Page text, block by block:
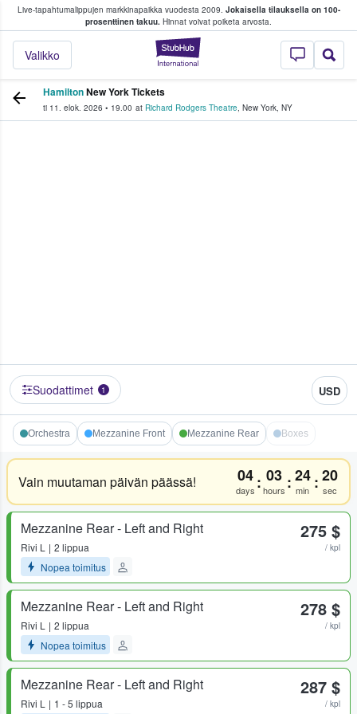
Live-tapahtumalippujen markkinapaikka vuodesta 2009. Jokaisella tilauksella on 100-
prosenttinen takuu. Hinnat voivat poiketa arvosta.
StubHub -
Valikko
fanit ostavat ja myyvät lippuja
HamiltonNew York Tickets
ti 11. elok. 2026 • 19.00 at Richard Rodgers Theatre, New York, NY
Suodattimet 1 USD
Orchestra Mezzanine Front Mezzanine Rear Boxes
Vain muutaman päivän päässä! 04
days : 03
hours :24
min :20
sec
Mezzanine Rear - Left and Right
Rivi L
2 lippua
Nopea toimitus
275 $
/ kpl
Mezzanine Rear - Left and Right
Rivi L
2 lippua
Nopea toimitus
278 $
/ kpl
Mezzanine Rear - Left and Right
Rivi L 1 - 5 lippua
287 $
/ kpl